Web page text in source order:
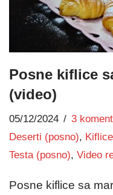
Posne kiflice
(video)
05/12/2024
3
Deserti (posno),
Testa (posno), Video
Posne kiflice sa